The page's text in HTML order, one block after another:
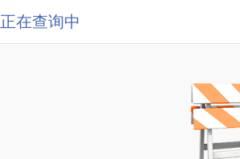
正在查询中